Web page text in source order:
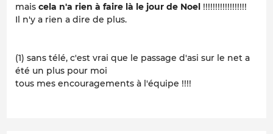
mais cela n'a rien à faire là le jour de Noel !!!!!!!!!!!!!!!!!!
Il n'y a rien a dire de plus.
(1) sans télé, c'est vrai que le passage d'asi sur le net a
été un plus pour moi
tous mes encouragements à l'équipe !!!!